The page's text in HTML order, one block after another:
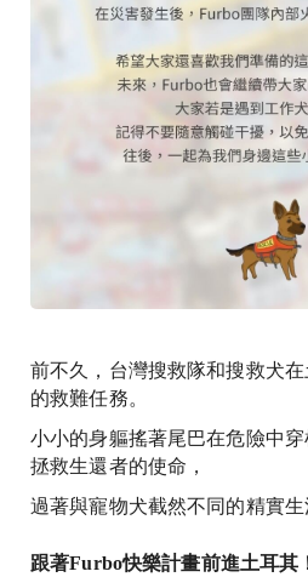
前不久，台灣搜救隊和搜救犬
的救難任務。
小小的身軀搖著尾巴在危險中
拯救生還者的使命，
過著與寵物犬截然不同的精實生
跟著Furbo快樂計畫前進土耳其